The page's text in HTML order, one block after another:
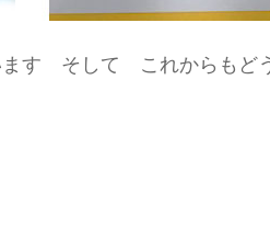
す そして これからもど